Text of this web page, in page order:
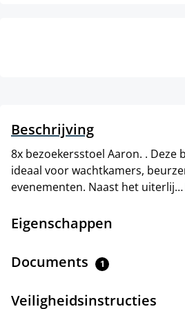
Beschrijving
8x bezoekersstoel Aaron. . Deze
ideaal voor wachtkamers,
evenementen. Naast het uiterlij…
Eigenschappen
Documents 1
Veiligheidsinstructies